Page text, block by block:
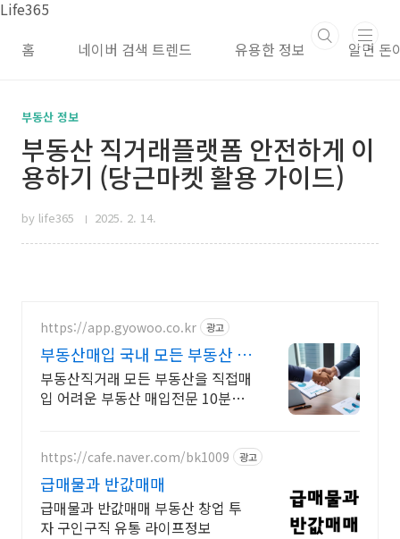
본문 바로가기
Life365
홈
네이버 검색 트렌드 유용한 정보 알면 돈
부동산 정보
부동산 직거래플랫폼 안전하게 이
용하기 (당근마켓 활용 가이드)
by life365 2025. 2. 14.
https://app.gyowoo.co.kr 광고
부동산매입 국내 모든 부동산 직
접매입 24시 상담가능
부동산직거래 모든 부동산을 직접매
입 어려운 부동산 매입전문 10분안
https://cafe.naver.com/bk1009 광고
급매물과 반값매매
급매물과 반값매매 부동산 창업 투
자 구인구직 유통 라이프정보